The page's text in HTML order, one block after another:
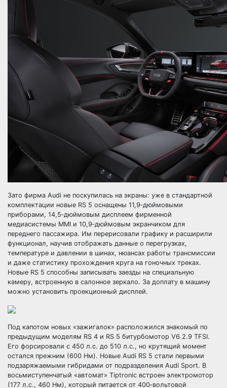
Зато фирма Audi не поскупилась на экраны: уже в стандартной
комплектации новые RS 5 оснащены 11,9‑дюймовыми
приборами, 14,5‑дюймовым дисплеем фирменной
медиасистемы MMI и 10,9‑дюймовым экранчиком для
переднего пассажира. Им перерисовали графику и расширили
функционал, научив отображать данные о перегрузках,
температуре и давлении в шинах, нюансах работы трансмиссии
и даже статистику прохождения круга на гоночных треках.
Новые RS 5 способны записывать заезды на специальную
камеру, встроенную в салонное зеркало. За доплату в машину
можно установить проекционный дисплей.
Под капотом новых «зажигалок» расположился знакомый по
предыдущим моделям RS 4 и RS 5 битурбомотор V6 2.9 TFSI.
Его форсировали с 450 л.с. до 510 л.с., но крутящий момент
остался прежним (600 Нм). Новые Audi RS 5 стали первыми
подзаряжаемыми гибридами от подразделения Audi Sport. В
восьмиступенчатый «автомат» Tiptronic встроен электромотор
(177 л.с., 460 Нм), который питается от 400‑вольтовой